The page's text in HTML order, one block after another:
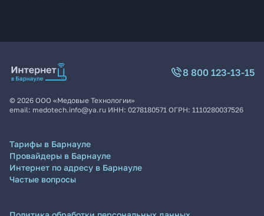
8 800 123-13-15
© 2026 ООО «Медовые Технологии»
email: medotech.info@ya.ru ИНН: 0278180571 ОГРН: 1110280037526
Тарифы в Барнауле
Провайдеры в Барнауле
Интернет по адресу в Барнауле
Частые вопросы